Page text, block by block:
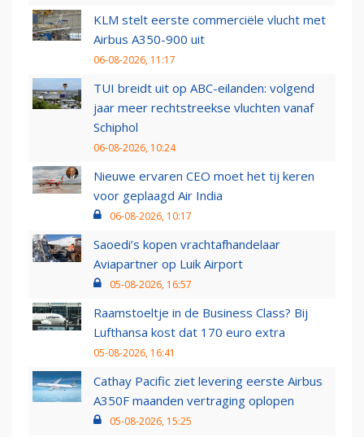
KLM stelt eerste commerciële vlucht met
Airbus A350-900 uit
06-08-2026, 11:17
TUI breidt uit op ABC-eilanden: volgend
jaar meer rechtstreekse vluchten vanaf
Schiphol
06-08-2026, 10:24
Nieuwe ervaren CEO moet het tij keren
voor geplaagd Air India
06-08-2026, 10:17
Saoedi’s kopen vrachtafhandelaar
Aviapartner op Luik Airport
05-08-2026, 16:57
Raamstoeltje in de Business Class? Bij
Lufthansa kost dat 170 euro extra
05-08-2026, 16:41
Cathay Pacific ziet levering eerste Airbus
A350F maanden vertraging oplopen
05-08-2026, 15:25